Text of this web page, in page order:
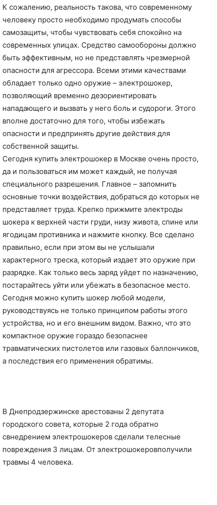
К сожалению, реальность такова, что современному
человеку просто необходимо продумать способы
самозащиты, чтобы чувствовать себя спокойно на
современных улицах. Средство самообороны должно
быть эффективным, но не представлять чрезмерной
опасности для агрессора. Всеми этими качествами
обладает только одно оружие – электрошокер,
позволяющий временно дезориентировать
нападающего и вызвать у него боль и судороги. Этого
вполне достаточно для того, чтобы избежать
опасности и предпринять другие действия для
собственной защиты.
Сегодня купить электрошокер в Москве очень просто,
да и пользоваться им может каждый, не получая
специального разрешения. Главное – запомнить
основные точки воздействия, добраться до которых не
представляет труда. Крепко прижмите электроды
шокера к верхней части груди, низу живота, спине или
ягодицам противника и нажмите кнопку. Все сделано
правильно, если при этом вы не услышали
характерного треска, который издает это оружие при
разрядке. Как только весь заряд уйдет по назначению,
постарайтесь уйти или убежать в безопасное место.
Сегодня можно купить шокер любой модели,
руководствуясь не только принципом работы этого
устройства, но и его внешним видом. Важно, что это
компактное оружие гораздо безопаснее
травматических пистолетов или газовых баллончиков,
а последствия его применения обратимы.
В Днепродзержинске арестованы 2 депутата
городского совета, которые 2 года обратно
свнедрением электрошокеров сделали телесные
повреждения 3 лицам. От электрошокеровполучили
травмы 4 человека.